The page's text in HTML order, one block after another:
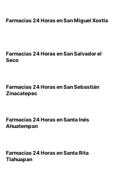
Farmacias 24 Horas en San Miguel Xoxtla
Farmacias 24 Horas en San Salvador el
Seco
Farmacias 24 Horas en San Sebastián
Zinacatepec
Farmacias 24 Horas en Santa Inés
Ahuatempan
Farmacias 24 Horas en Santa Rita
Tlahuapan